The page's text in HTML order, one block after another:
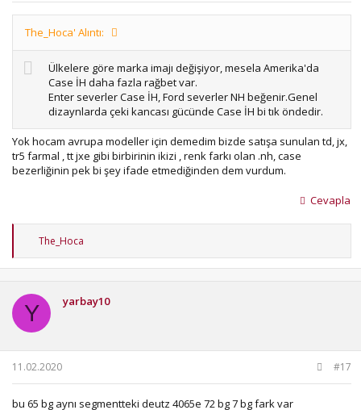
The_Hoca' Alıntı:
Ülkelere göre marka imajı değişiyor, mesela Amerika'da
Case İH daha fazla rağbet var.
Enter severler Case İH, Ford severler NH beğenir.Genel
dizaynlarda çeki kancası gücünde Case İH bi tık öndedir.
Yok hocam avrupa modeller için demedim bizde satışa sunulan td, jx,
tr5 farmal , tt jxe gibi birbirinin ikizi , renk farkı olan .nh, case
bezerliğinin pek bi şey ifade etmediğinden dem vurdum.
Cevapla
T
p
l
r
The_Hoca
Y yarbay10
11.02.2020 #17
bu 65 bg aynı segmentteki deutz 4065e 72 bg 7 bg fark var